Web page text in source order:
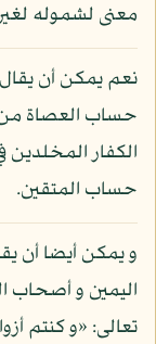
معنى لشموله
نعم يمكن أن
حساب العصاة من
الكفار المخلدين
حساب المتقين.
و يمكن أيضا أن
اليمين و أصحاب
تعالى: «و كنتم